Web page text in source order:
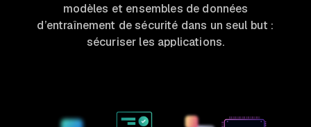
modèles et ensembles de données
d’entraînement de sécurité dans un seul but :
sécuriser les applications.